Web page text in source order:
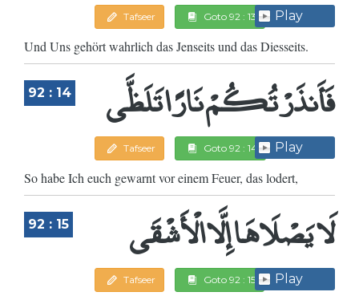
Tafseer Goto 92 : 13 Play
Und Uns gehört wahrlich das Jenseits und das Diesseits.
92 : 14 فَأَنذَرْتُكُمْ نَارًا تَلَظَّى
Tafseer Goto 92 : 14 Play
So habe Ich euch gewarnt vor einem Feuer, das lodert,
92 : 15 لَا يَصْلَاهَا إِلَّا الْأَشْقَى
Tafseer Goto 92 : 15 Play